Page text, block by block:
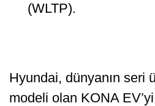
(WLTP).
Hyundai, dünyanın seri
modeli olan KONA